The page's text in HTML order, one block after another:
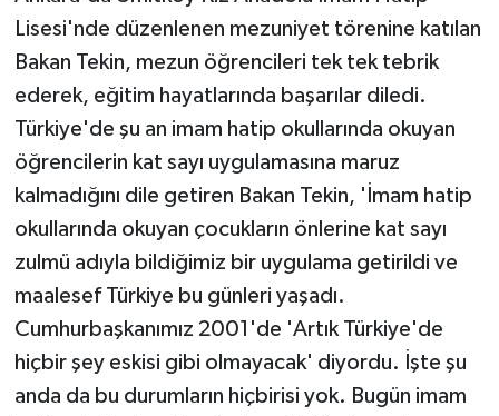
Lisesi'nde düzenlenen mezuniyet törenine katılan
Bakan Tekin, mezun öğrencileri tek tek tebrik
ederek, eğitim hayatlarında başarılar diledi.
Türkiye'de şu an imam hatip okullarında okuyan
öğrencilerin kat sayı uygulamasına maruz
kalmadığını dile getiren Bakan Tekin, 'İmam hatip
okullarında okuyan çocukların önlerine kat sayı
zulmü adıyla bildiğimiz bir uygulama getirildi ve
maalesef Türkiye bu günleri yaşadı.
Cumhurbaşkanımız 2001'de 'Artık Türkiye'de
hiçbir şey eskisi gibi olmayacak' diyordu. İşte şu
anda da bu durumların hiçbirisi yok. Bugün imam